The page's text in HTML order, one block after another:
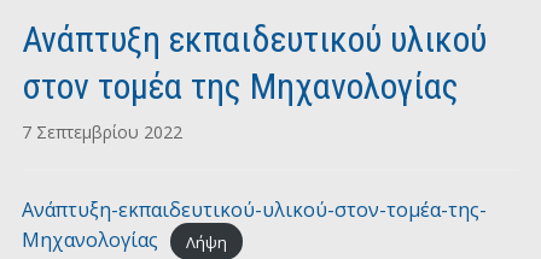
Ανάπτυξη εκπαιδευτικού υλικού
στον τομέα της Μηχανολογίας
7 Σεπτεμβρίου 2022
Ανάπτυξη-εκπαιδευτικού-υλικού-στον-τομέα-της-
Μηχανολογίας
Λήψη